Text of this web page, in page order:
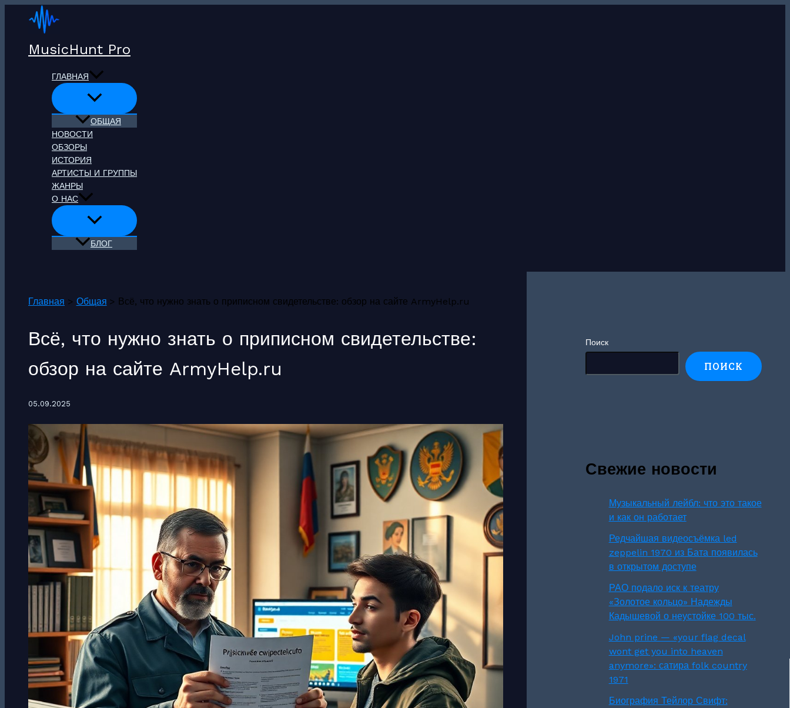
Перейти
MusicHunt Pro
ГЛАВНАЯ
ОБЩАЯ
НОВОСТИ
ОБЗОРЫ
ИСТОРИЯ
АРТИСТЫ И ГРУППЫ
ЖАНРЫ
О НАС
БЛОГ
Главная Общая Всё, что нужно знать о приписном свидетельстве: обзор на сайте ArmyHelp.ru
Всё, что нужно знать о приписном свидетельстве:
обзор на сайте ArmyHelp.ru
05.09.2025
Поиск
ПОИСК
Свежие новости
Музыкальный лейбл: что это такое
и как он работает
Редчайшая видеосъёмка led
zeppelin 1970 из Бата появилась
в открытом доступе
РАО подало иск к театру
«Золотое кольцо» Надежды
Кадышевой о неустойке 100 тыс.
John prine — «your flag decal
wont get you into heaven
anymore»: сатира folk country
1971
Биография Тейлор Свифт: